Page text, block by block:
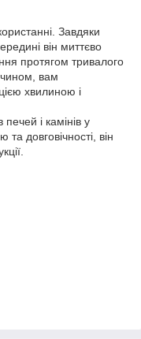
Завдяки
він миттєво
протягом тривалого
чином, вам
хвилиною і
і камінів у
довговічності, він